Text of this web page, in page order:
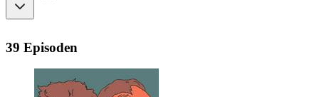
39 Episoden